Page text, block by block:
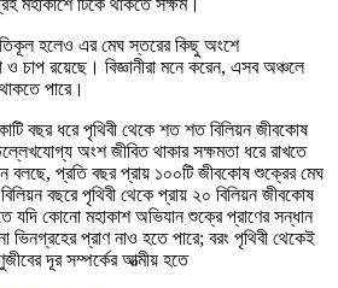
মহাকাশে টিকে থাকতে সক্ষম।
হলেও এর মেঘ স্তরের কিছু অংশে
চাপ রয়েছে। বিজ্ঞানীরা মনে করেন, এসব অঞ্চলে
পারে।
বছর ধরে পৃথিবী থেকে শত শত বিলিয়ন জীবকোষ
অংশ জীবিত থাকার সক্ষমতা ধরে রাখতে
বলছে, প্রতি বছর প্রায় ১০০টি জীবকোষ শুক্রের মেঘ
বছরে পৃথিবী থেকে প্রায় ২০ বিলিয়ন জীবকোষ
যদি কোনো মহাকাশ অভিযান শুক্রে প্রাণের সন্ধান
প্রাণ নাও হতে পারে; বরং পৃথিবী থেকেই
দূর সম্পর্কের আত্মীয় হতে